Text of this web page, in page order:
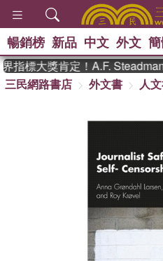
熱搜
偉大
暢銷榜 新品 中文 外文
標大獎肯定！A.F.
三民網路書店
外文書 人